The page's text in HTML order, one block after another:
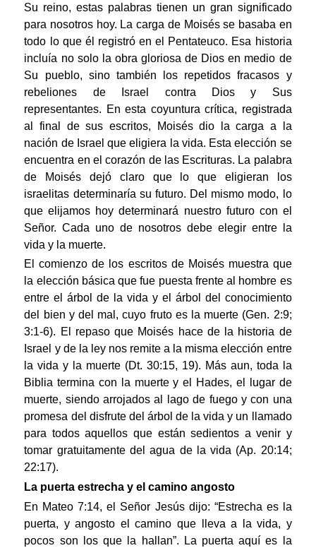
Su reino, estas palabras tienen un gran significado
para nosotros hoy. La carga de Moisés se basaba en
todo lo que él registró en el Pentateuco. Esa historia
incluía no solo la obra gloriosa de Dios en medio de
Su pueblo, sino también los repetidos fracasos y
rebeliones de Israel contra Dios y Sus
representantes. En esta coyuntura crítica, registrada
al final de sus escritos, Moisés dio la carga a la
nación de Israel que eligiera la vida. Esta elección se
encuentra en el corazón de las Escrituras. La palabra
de Moisés dejó claro que lo que eligieran los
israelitas determinaría su futuro. Del mismo modo, lo
que elijamos hoy determinará nuestro futuro con el
Señor. Cada uno de nosotros debe elegir entre la
vida y la muerte.
El comienzo de los escritos de Moisés muestra que
la elección básica que fue puesta frente al hombre es
entre el árbol de la vida y el árbol del conocimiento
del bien y del mal, cuyo fruto es la muerte (Gen. 2:9;
3:1-6). El repaso que Moisés hace de la historia de
Israel y de la ley nos remite a la misma elección entre
la vida y la muerte (Dt. 30:15, 19). Más aun, toda la
Biblia termina con la muerte y el Hades, el lugar de
muerte, siendo arrojados al lago de fuego y con una
promesa del disfrute del árbol de la vida y un llamado
para todos aquellos que están sedientos a venir y
tomar gratuitamente del agua de la vida (Ap. 20:14;
22:17).
La puerta estrecha y el camino angosto
En Mateo 7:14, el Señor Jesús dijo: “Estrecha es la
puerta, y angosto el camino que lleva a la vida, y
pocos son los que la hallan”. La puerta aquí es la